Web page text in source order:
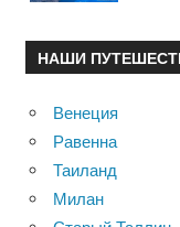
НАШИ
Венеция
Равенна
Таиланд
Милан